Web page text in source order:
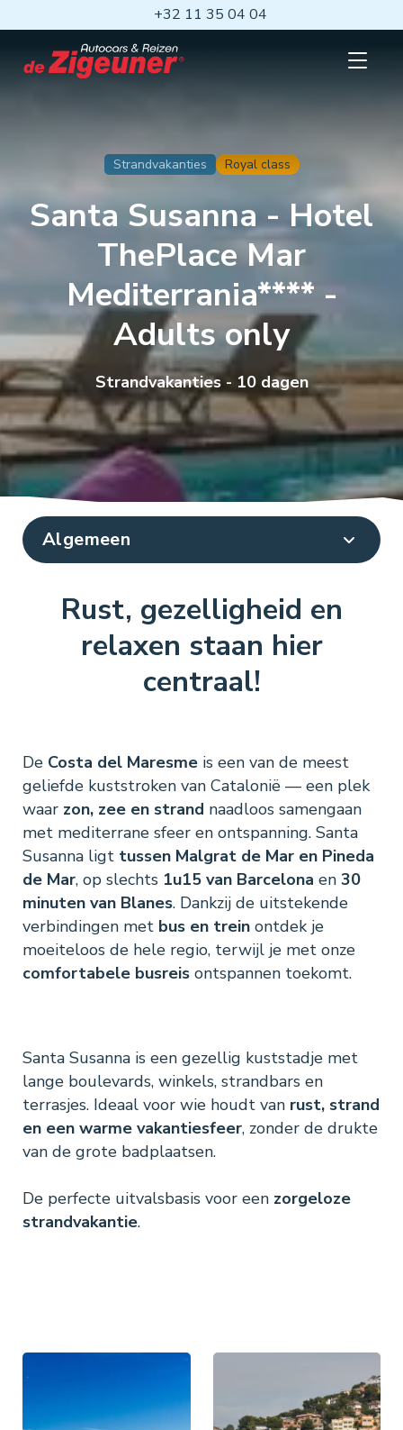
naar
hoofdinhoud
+32 11 35 04 04
Open
Strandvakanties Royal class
Santa Susanna - Hotel
ThePlace Mar
Mediterrania**** -
Adults only
Strandvakanties - 10 dagen
Rust, gezelligheid en
relaxen staan hier
centraal!
De Costa del Maresme is een van de meest
geliefde kuststroken van Catalonië — een plek
waar zon, zee en strand naadloos samengaan
met mediterrane sfeer en ontspanning. Santa
Susanna ligt tussen Malgrat de Mar en Pineda
de Mar, op slechts 1u15 van Barcelona en 30
minuten van Blanes. Dankzij de uitstekende
verbindingen met bus en trein ontdek je
moeiteloos de hele regio, terwijl je met onze
comfortabele busreis ontspannen toekomt.
Santa Susanna is een gezellig kuststadje met
lange boulevards, winkels, strandbars en
terrasjes. Ideaal voor wie houdt van rust, strand
en een warme vakantiesfeer, zonder de drukte
van de grote badplaatsen.
De perfecte uitvalsbasis voor een zorgeloze
strandvakantie.